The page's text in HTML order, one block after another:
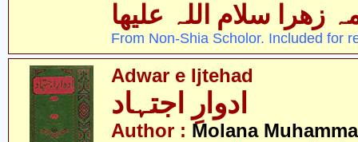
زھرا سلام اللہ علیھا
From Non-Shia Scholor. Included for
Adwar e Ijtehad
ادوارِ اجتہاد
Author : Molana